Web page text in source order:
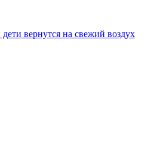
вернутся на свежий воздух